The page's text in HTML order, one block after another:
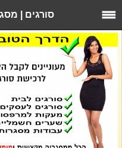
סורגים |